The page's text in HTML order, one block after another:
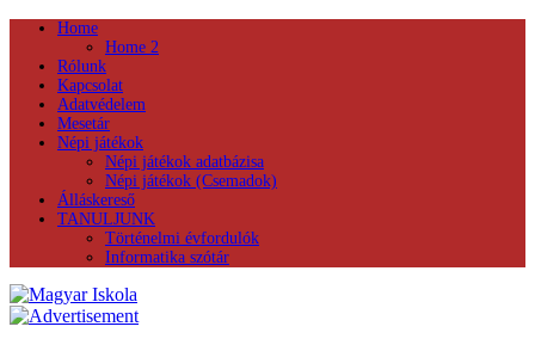
Home
Home 2
Rólunk
Kapcsolat
Adatvédelem
Mesetár
Népi játékok
Népi játékok adatbázisa
Népi játékok (Csemadok)
Álláskereső
TANULJUNK
Történelmi évfordulók
Informatika szótár